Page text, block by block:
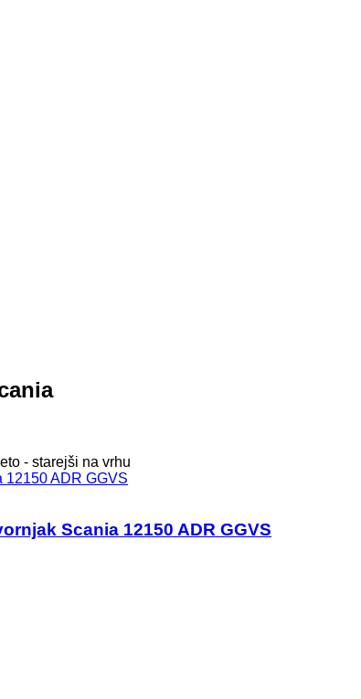
- starejši na vrhu
Scania 12150 ADR GGVS